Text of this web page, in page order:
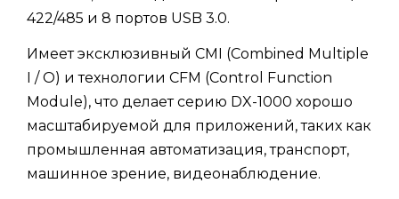
422/485 и 8 портов USB 3.0.
Имеет эксклюзивный CMI (Combined Multiple
I / O) и технологии CFM (Control Function
Module), что делает серию DX-1000 хорошо
масштабируемой для приложений, таких как
промышленная автоматизация, транспорт,
машинное зрение, видеонаблюдение.